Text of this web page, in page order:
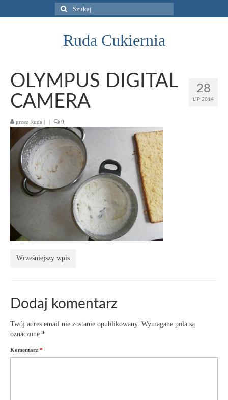
Szuklaj
w:
Ruda Cukiernia
28
LIP 2014
OLYMPUS DIGITAL
CAMERA
przez Ruda | | 0
Wcześniejszy wpis
Dodaj komentarz
Twój adres email nie zostanie opublikowany. Wymagane pola są
oznaczone *
Komentarz *